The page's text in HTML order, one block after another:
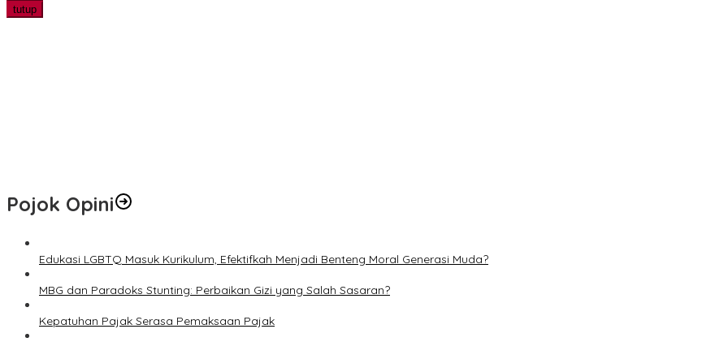
tutup
Pojok Opini
Edukasi LGBTQ Masuk Kurikulum, Efektifkah Menjadi Benteng Moral Generasi Muda?
MBG dan Paradoks Stunting: Perbaikan Gizi yang Salah Sasaran?
Kepatuhan Pajak Serasa Pemaksaan Pajak